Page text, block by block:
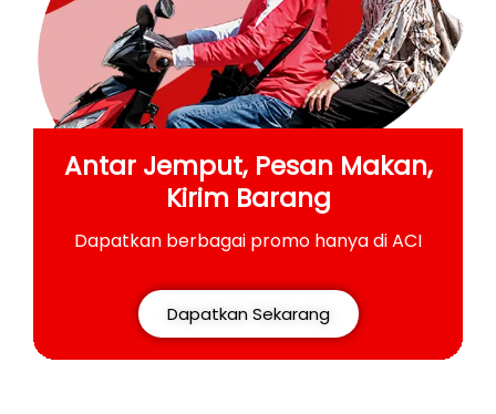
Antar Jemput, Pesan Makan,
Kirim Barang
Dapatkan berbagai promo hanya di ACI
Dapatkan Sekarang